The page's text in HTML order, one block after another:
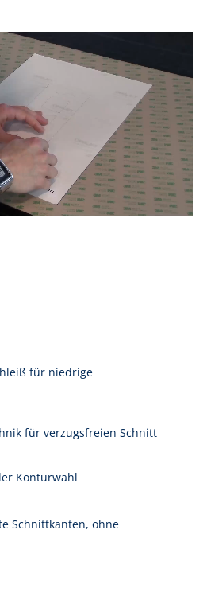
für niedrige
für verzugsfreien Schnitt
Konturwahl
Schnittkanten, ohne